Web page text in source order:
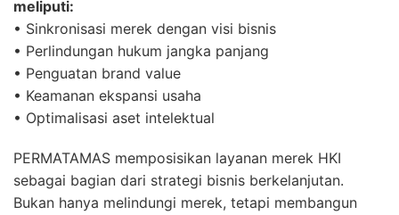
meliputi:
• Sinkronisasi merek dengan visi bisnis
• Perlindungan hukum jangka panjang
• Penguatan brand value
• Keamanan ekspansi usaha
• Optimalisasi aset intelektual
PERMATAMAS memposisikan layanan merek HKI
sebagai bagian dari strategi bisnis berkelanjutan.
Bukan hanya melindungi merek, tetapi membangun